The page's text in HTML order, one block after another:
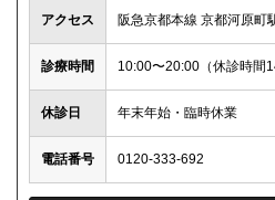
アクセス 阪急京都本線 京都河原町
診療時間 10:00〜20:00（休診時間
休診日 年末年始・臨時休業
電話番号 0120-333-692